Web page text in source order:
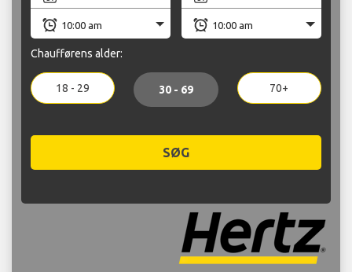
Chaufførens alder:
18 - 29 30 - 69 70+
SØG